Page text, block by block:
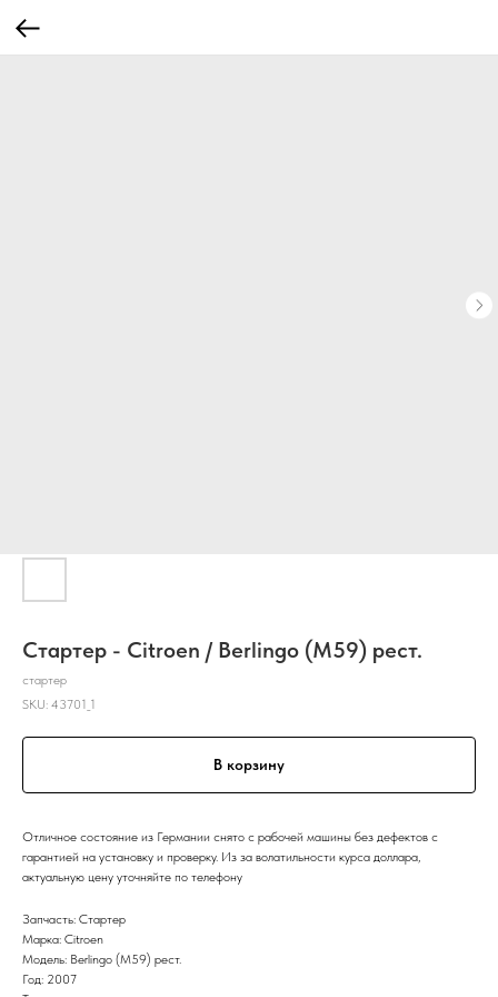
Стартер - Citroen / Berlingo (M59) рест.
стартер
SKU: 43701_1
В корзину
Отличное состояние из Германии снято с рабочей машины без дефектов с
гарантией на установку и проверку. Из за волатильности курса доллара,
актуальную цену уточняйте по телефону
Запчасть: Стартер
Марка: Citroen
Модель: Berlingo (M59) рест.
Год: 2007